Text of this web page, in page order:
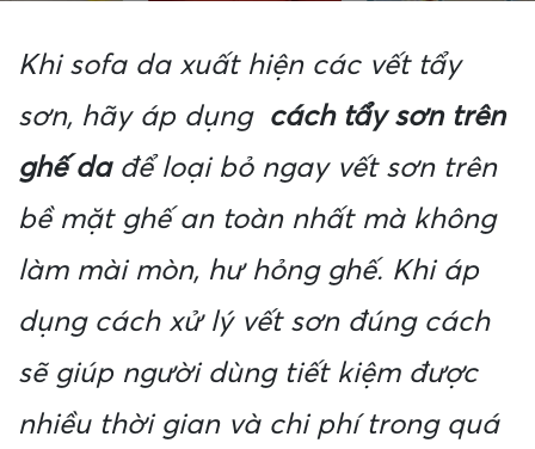
Khi sofa da xuất hiện các vết tẩy
sơn, hãy áp dụng cách tẩy sơn trên
ghế dađể loại bỏ ngay vết sơn trên
bề mặt ghế an toàn nhất mà không
làm mài mòn, hư hỏng ghế. Khi áp
dụng cách xử lý vết sơn đúng cách
sẽ giúp người dùng tiết kiệm được
nhiều thời gian và chi phí trong quá